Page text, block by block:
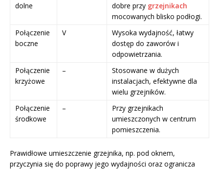
dolne
dobre przy grzejnikach
mocowanych blisko podłogi.
Połączenie
boczne
V
Wysoka wydajność, łatwy
dostęp do zaworów i
odpowietrzania.
Połączenie
krzyżowe
–
Stosowane w dużych
instalacjach, efektywne dla
wielu grzejników.
Połączenie
środkowe
–
Przy grzejnikach
umieszczonych w centrum
pomieszczenia.
Prawidłowe umieszczenie grzejnika, np. pod oknem,
przyczynia się do poprawy jego wydajności oraz ogranicza